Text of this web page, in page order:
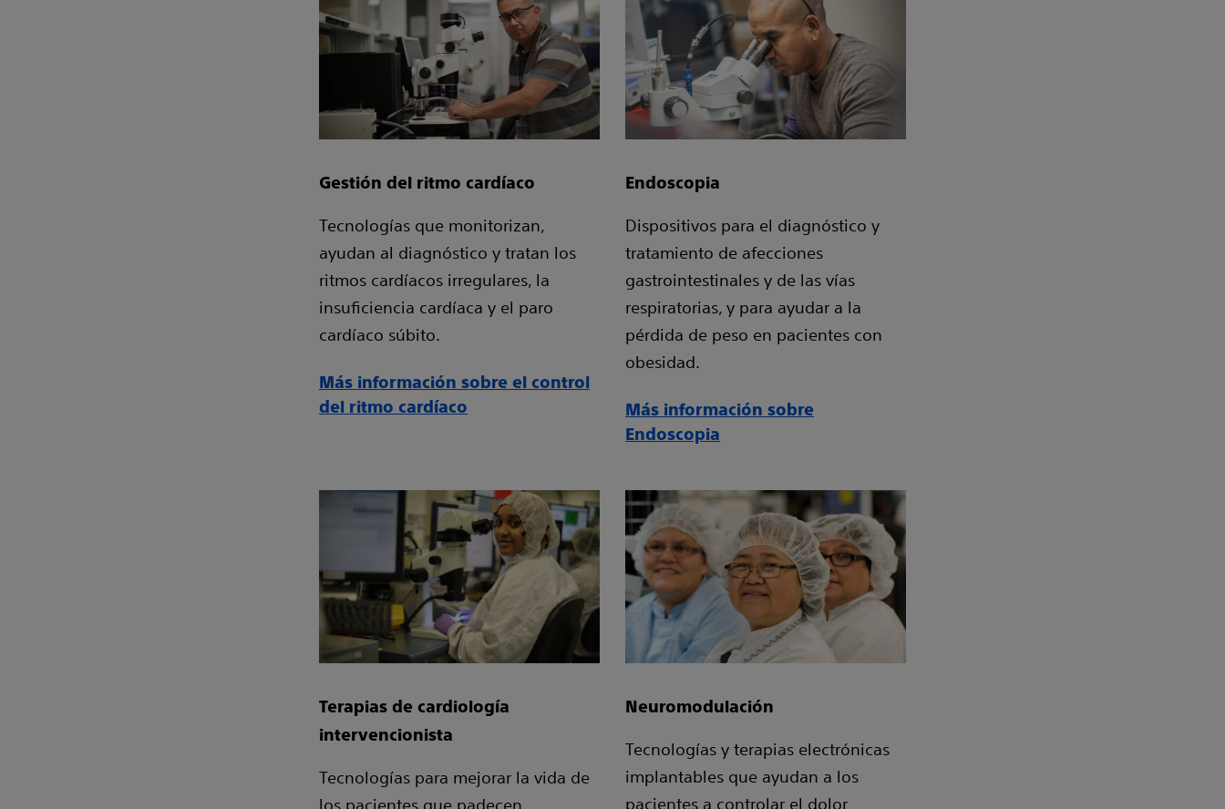
Gestión del ritmo cardíaco
Tecnologías que monitorizan,
ayudan al diagnóstico y tratan los
ritmos cardíacos irregulares, la
insuficiencia cardíaca y el paro
cardíaco súbito.
Más información sobre el control
del ritmo cardíaco
Endoscopia
Dispositivos para el diagnóstico y
tratamiento de afecciones
gastrointestinales y de las vías
respiratorias, y para ayudar a la
pérdida de peso en pacientes con
obesidad.
Más información sobre
Endoscopia
Terapias de cardiología
intervencionista
Tecnologías para mejorar la vida de
los pacientes que padecen
Neuromodulación
Tecnologías y terapias electrónicas
implantables que ayudan a los
pacientes a controlar el dolor